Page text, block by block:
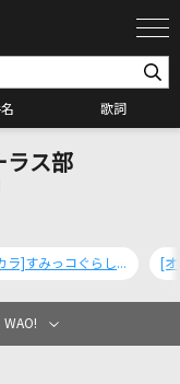
歌詞
ラス部
[オリカラ]すみっコぐらし音頭
WAO!